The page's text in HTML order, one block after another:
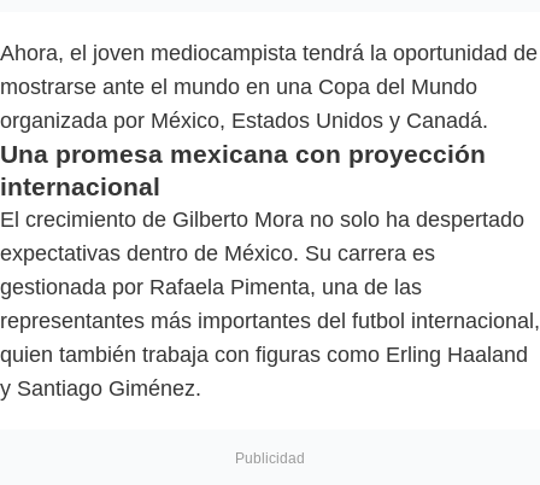
Ahora, el joven mediocampista tendrá la oportunidad de
mostrarse ante el mundo en una Copa del Mundo
organizada por México, Estados Unidos y Canadá.
Una promesa mexicana con proyección
internacional
El crecimiento de Gilberto Mora no solo ha despertado
expectativas dentro de México. Su carrera es
gestionada por Rafaela Pimenta, una de las
representantes más importantes del futbol internacional,
quien también trabaja con figuras como Erling Haaland
y Santiago Giménez.